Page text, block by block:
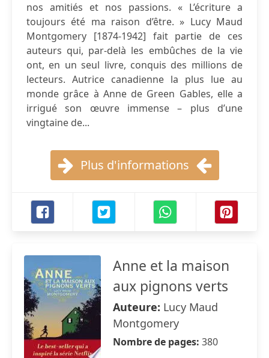
nos amitiés et nos passions. « L’écriture a
toujours été ma raison d’être. » Lucy Maud
Montgomery [1874-1942] fait partie de ces
auteurs qui, par-delà les embûches de la vie
ont, en un seul livre, conquis des millions de
lecteurs. Autrice canadienne la plus lue au
monde grâce à Anne de Green Gables, elle a
irrigué son œuvre immense – plus d’une
vingtaine de...
Plus d'informations
Anne et la maison
aux pignons verts
Auteure: Lucy Maud
Montgomery
Nombre de pages: 380